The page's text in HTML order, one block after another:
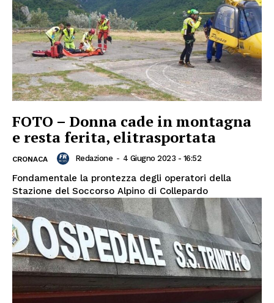
FOTO – Donna cade in montagna
e resta ferita, elitrasportata
CRONACA Redazione - 4 Giugno 2023 - 16:52
Fondamentale la prontezza degli operatori della
Stazione del Soccorso Alpino di Collepardo